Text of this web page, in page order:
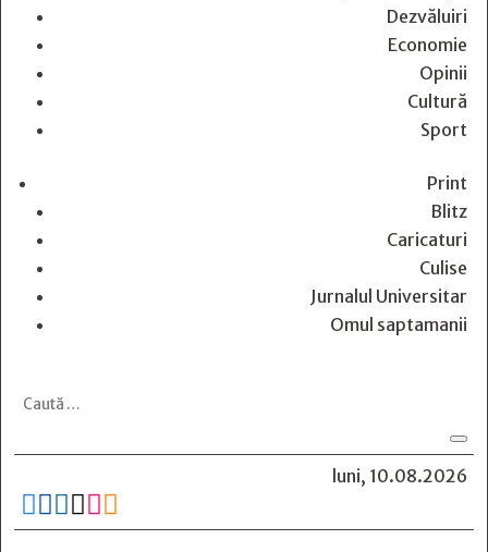
Dezvăluiri
Economie
Opinii
Cultură
Sport
Print
Blitz
Caricaturi
Culise
Jurnalul Universitar
Omul saptamanii
luni, 10.08.2026
     